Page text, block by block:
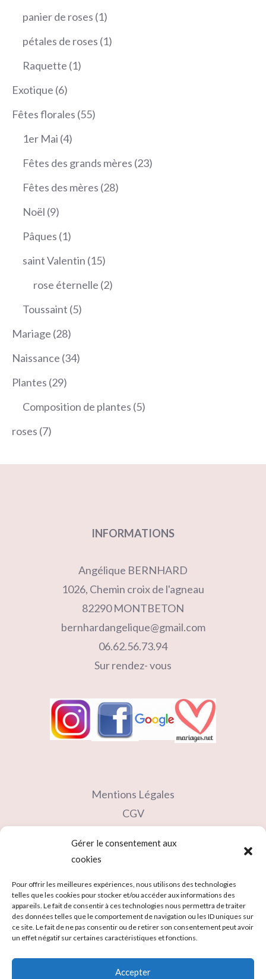
Gérer le consentement aux
cookies
Pour offrir les meilleures expériences, nous utilisons des technologies
telles que les cookies pour stocker et/ou accéder aux informations des
appareils. Le fait de consentir à ces technologies nous permettra de traiter
des données telles que le comportement de navigation ou les ID uniques sur
ce site. Le fait de ne pas consentir ou de retirer son consentement peut avoir
un effet négatif sur certaines caractéristiques et fonctions.
Accepter
panier de roses 11
produit
pétales de roses 11
Raquette 11
Exotique 66
produits
Fêtes florales 5555
1er Mai 44
produits
Fêtes des grands mères 2323
Fêtes des mères 2828
Noël 99
produits
Pâques 11
produit
saint Valentin 1515
produits
rose éternelle 22
Toussaint 55
Mariage 2828
produits
Naissance 3434
Plantes 2929
produits
Composition de plantes 55
roses 77
INFORMATIONS
Angélique BERNHARD
1026, Chemin croix de l'agneau
82290 MONTBETON
bernhardangelique@gmail.com
06.62.56.73.94
Sur rendez- vous
Mentions Légales
CGV
Partenaires